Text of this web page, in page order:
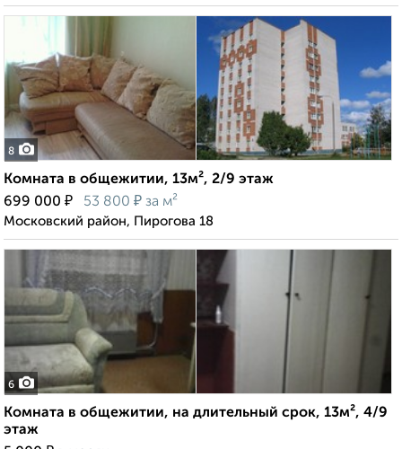
8
Комната в общежитии, 13м², 2/9 этаж
699 000 ₽ 53 800 ₽ за м²
Московский район, Пирогова 18
6
Комната в общежитии, на длительный срок, 13м², 4/9
этаж